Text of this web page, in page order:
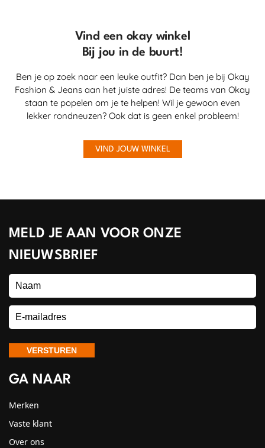
Vind een okay winkel
Bij jou in de buurt!
Ben je op zoek naar een leuke outfit? Dan ben je bij Okay
Fashion & Jeans aan het juiste adres! De teams van Okay
staan te popelen om je te helpen! Wil je gewoon even
lekker rondneuzen? Ook dat is geen enkel probleem!
VIND JOUW WINKEL
MELD JE AAN VOOR ONZE
NIEUWSBRIEF
GA NAAR
Merken
Vaste klant
Over ons